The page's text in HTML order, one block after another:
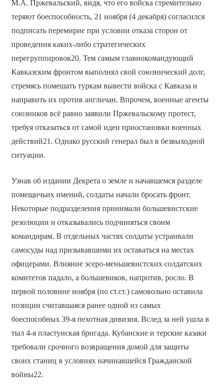
М.А. Пржевальский, видя, что его войска стремительно
теряют боеспособность, 21 ноября (4 декабря) согласился
подписать перемирие при условии отказа сторон от
проведения каких-либо стратегических
перегруппировок20. Тем самым главнокомандующий
Кавказским фронтом выполнял свой союзнический долг,
стремясь помешать туркам вывести войска с Кавказа и
направить их против англичан. Впрочем, военные агенты
союзников всё равно заявили Пржевальскому протест,
требуя отказаться от самой идеи приостановки военных
действий21. Однако русский генерал был в безвыходной
ситуации.
Узнав об издании Декрета о земле и начавшемся разделе
помещичьих имений, солдаты начали бросать фронт.
Некоторые подразделения принимали большевистские
резолюции и отказывались подчиняться своим
командирам. В отдельных частях солдаты устраивали
самосуды над призывавшими их оставаться на местах
офицерами. Влияние эсеро-меньшевистских солдатских
комитетов падало, а большевиков, напротив, росло. В
первой половине ноября (по ст.ст.) самовольно оставила
позиции считавшаяся ранее одной из самых
боеспособных 39-я пехотная дивизия. Вслед за ней ушла в
тыл 4-я пластунская бригада. Кубанские и терские казаки
требовали срочного возвращения домой для защиты
своих станиц в условиях начинавшейся Гражданской
войны22.